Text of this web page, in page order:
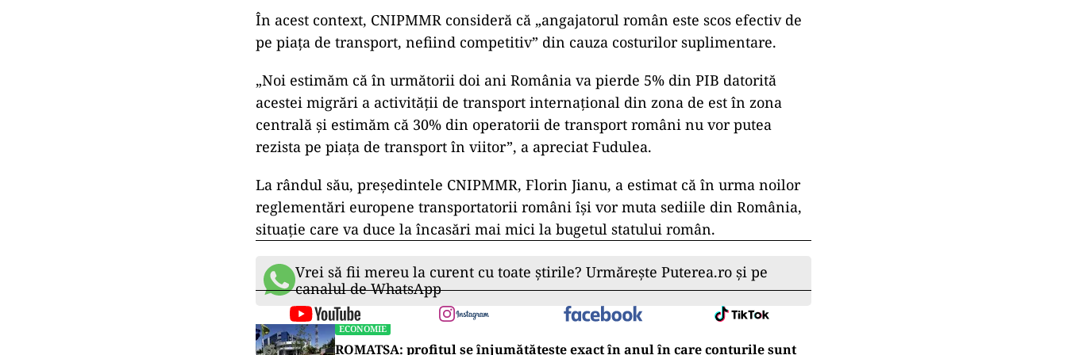
În acest context, CNIPMMR consideră că „angajatorul român este scos efectiv de
pe piaţa de transport, nefiind competitiv” din cauza costurilor suplimentare.
„Noi estimăm că în următorii doi ani România va pierde 5% din PIB datorită
acestei migrări a activităţii de transport internaţional din zona de est în zona
centrală şi estimăm că 30% din operatorii de transport români nu vor putea
rezista pe piaţa de transport în viitor”, a apreciat Fudulea.
La rândul său, preşedintele CNIPMMR, Florin Jianu, a estimat că în urma noilor
reglementări europene transportatorii români îşi vor muta sediile din România,
situaţie care va duce la încasări mai mici la bugetul statului român.
Vrei să fii mereu la curent cu toate știrile? Urmărește Puterea.ro și pe
canalul de WhatsApp
ECONOMIE
ROMATSA: profitul se înjumătățește exact în anul în care conturile sunt